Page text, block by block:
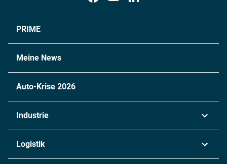
PRIME
Meine News
Auto-Krise 2026
Industrie
Logistik